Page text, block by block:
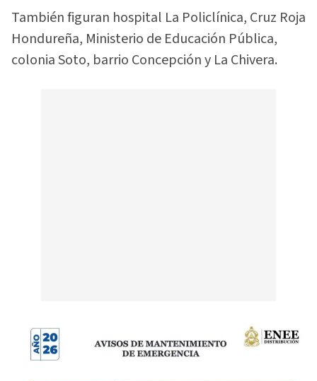
También figuran hospital La Policlínica, Cruz Roja
Hondureña, Ministerio de Educación Pública,
colonia Soto, barrio Concepción y La Chivera.